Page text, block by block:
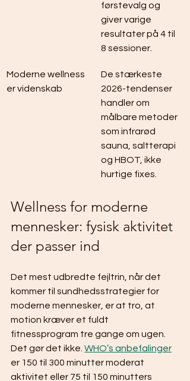
førstevalg og
giver varige
resultater på 4 til
8 sessioner.
Moderne wellness
er videnskab
De stærkeste
2026-tendenser
handler om
målbare metoder
som infrarød
sauna, saltterapi
og HBOT, ikke
hurtige fixes.
Wellness for moderne
mennesker: fysisk aktivitet
der passer ind
Det mest udbredte fejltrin, når det
kommer til sundhedsstrategier for
moderne mennesker, er at tro, at
motion kræver et fuldt
fitnessprogram tre gange om ugen.
Det gør det ikke. WHO’s anbefalinger
er 150 til 300 minutter moderat
aktivitet eller 75 til 150 minutters